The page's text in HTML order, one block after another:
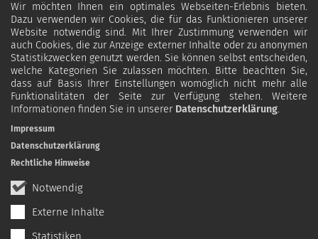
Wir möchten Ihnen ein optimales Webseiten-Erlebnis bieten.
Dazu verwenden wir Cookies, die für das Funktionieren unserer
Website notwendig sind. Mit Ihrer Zustimmung verwenden wir
auch Cookies, die zur Anzeige externer Inhalte oder zu anonymen
Statistikzwecken genutzt werden. Sie können selbst entscheiden,
welche Kategorien Sie zulassen möchten. Bitte beachten Sie,
dass auf Basis Ihrer Einstellungen womöglich nicht mehr alle
Funktionalitäten der Seite zur Verfügung stehen. Weitere
Informationen finden Sie in unserer Datenschutzerklärung.
Notwendig
Externe Inhalte
Statistiken
Impressum
Datenschutzerklärung
Rechtliche Hinweise